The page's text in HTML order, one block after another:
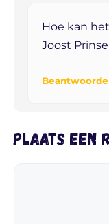
Hoe kan
Joost
Plaats een